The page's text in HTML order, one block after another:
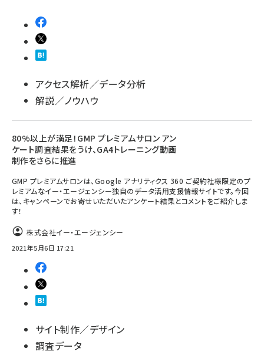
アクセス解析／データ分析
解説／ノウハウ
80%以上が満足！GMP プレミアムサロン アン
ケート調査結果をうけ、GA4トレーニング動画
制作をさらに推進
GMP プレミアムサロンは、Google アナリティクス 360 ご契約社様限定のプ
レミアムなイー・エージェンシー独自のデータ活用支援情報サイトです。今回
は、キャンペーンでお寄せいただいたアンケート結果とコメントをご紹介しま
す！
株式会社イー・エージェンシー
2021年5月6日 17:21
サイト制作／デザイン
調査データ